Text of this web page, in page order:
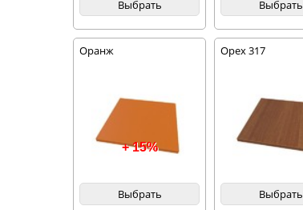
Выбрать Выбрать
Оранж
+ 15%
Выбрать
Орех 317
Выбрать